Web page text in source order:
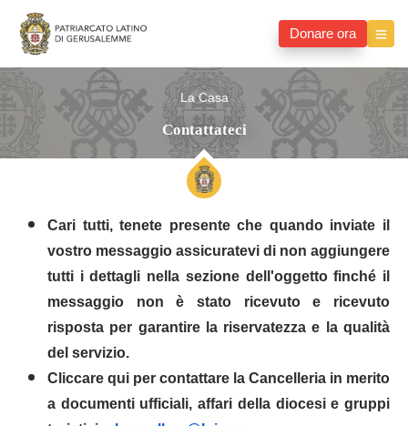
Donare ora
La Casa
Contattateci
Cari tutti, tenete presente che quando inviate il
vostro messaggio assicuratevi di non aggiungere
tutti i dettagli nella sezione dell'oggetto finché il
messaggio non è stato ricevuto e ricevuto
risposta per garantire la riservatezza e la qualità
del servizio.
Cliccare qui per contattare la Cancelleria in merito
a documenti ufficiali, affari della diocesi e gruppi